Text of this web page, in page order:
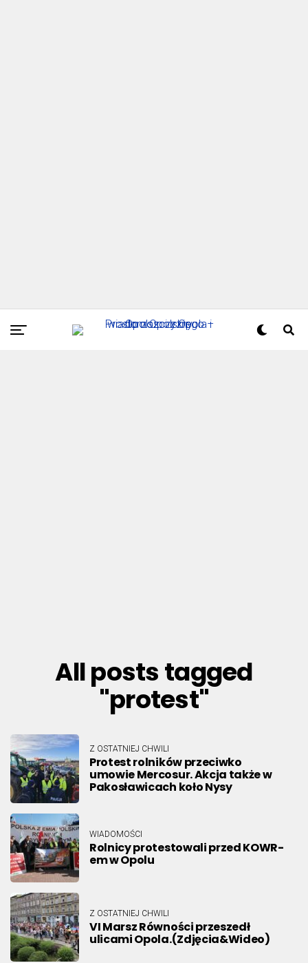
All posts tagged
"protest"
Z OSTATNIEJ CHWILI
Protest rolników przeciwko
umowie Mercosur. Akcja także w
Pakosławicach koło Nysy
WIADOMOŚCI
Rolnicy protestowali przed KOWR-
em w Opolu
Z OSTATNIEJ CHWILI
VI Marsz Równości przeszedł
ulicami Opola.(Zdjęcia&Wideo)